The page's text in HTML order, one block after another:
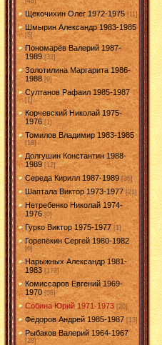
Щекочихин Олег 1972-1975 [11]
Шмырин Александр 1983-1985
[5]
Пономарёв Валерий 1987-
1989 [32]
Золотилина Маргарита 1986-
1988 [9]
Султанов Рафаил 1985-1987
[1]
Корчевский Николай 1975-
1976 [1]
Томилов Владимир 1983-1985
[18]
Долгушин Константин 1988-
1989 [12]
Середа Кирилл 1987-1989 [35]
Шаптала Виктор 1973-1977 [21]
Нетребенко Николай 1974-
1976 [0]
Гурко Виктор 1975-1977 [1]
Горепёкин Сергей 1980-1982
[0]
Нарыжных Александр 1981-
1983 [172]
Комиссаров Евгений 1969-
1970 [58]
Собина Юрий 1971-1973 [20]
Фёдоров Андрей 1985-1987 [13]
Рыбаков Валерий 1964-1967
[28]